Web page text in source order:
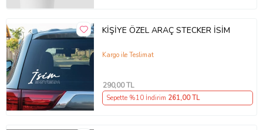
KİŞİYE ÖZEL ARAÇ STECKER İSİM
Kargo ile Teslimat
290,00 TL
Sepette %10 İndirim 261,00 TL